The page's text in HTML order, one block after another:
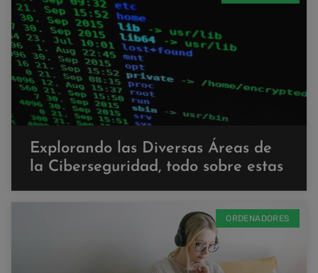
Explorando las Diversas Áreas de
la Ciberseguridad, todo sobre estas
ORDENADORES